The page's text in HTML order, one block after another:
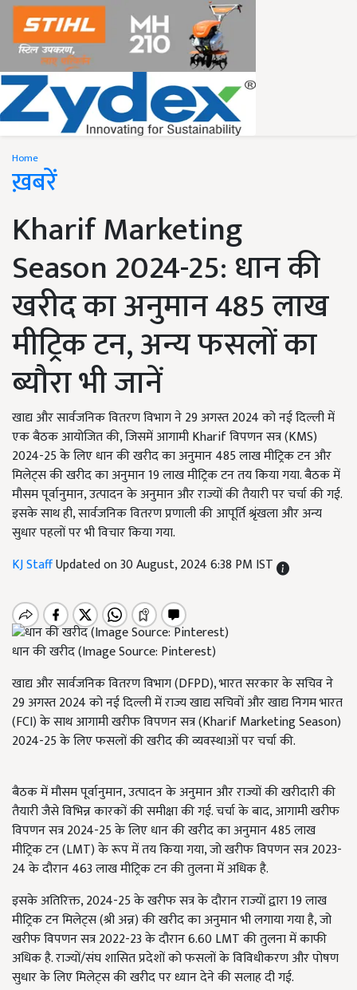
Home
ख़बरें
Kharif Marketing
Season 2024-25: धान की
खरीद का अनुमान 485 लाख
मीट्रिक टन, अन्य फसलों का
ब्यौरा भी जानें
खाद्य और सार्वजनिक वितरण विभाग ने 29 अगस्त 2024 को नई दिल्ली में
एक बैठक आयोजित की, जिसमें आगामी Kharif विपणन सत्र (KMS)
2024-25 के लिए धान की खरीद का अनुमान 485 लाख मीट्रिक टन और
मिलेट्स की खरीद का अनुमान 19 लाख मीट्रिक टन तय किया गया. बैठक में
मौसम पूर्वानुमान, उत्पादन के अनुमान और राज्यों की तैयारी पर चर्चा की गई.
इसके साथ ही, सार्वजनिक वितरण प्रणाली की आपूर्ति श्रृंखला और अन्य
सुधार पहलों पर भी विचार किया गया.
KJ StaffUpdated on 30 August, 2024 6:38 PM IST
धान की खरीद (Image Source: Pinterest)
खाद्य और सार्वजनिक वितरण विभाग (DFPD), भारत सरकार के सचिव ने
29 अगस्त 2024 को नई दिल्ली में राज्य खाद्य सचिवों और खाद्य निगम भारत
(FCI) के साथ आगामी खरीफ विपणन सत्र (Kharif Marketing Season)
2024-25 के लिए फसलों की खरीद की व्यवस्थाओं पर चर्चा की.
बैठक में मौसम पूर्वानुमान, उत्पादन के अनुमान और राज्यों की खरीदारी की
तैयारी जैसे विभिन्न कारकों की समीक्षा की गई. चर्चा के बाद, आगामी खरीफ
विपणन सत्र 2024-25 के लिए धान की खरीद का अनुमान 485 लाख
मीट्रिक टन (LMT) के रूप में तय किया गया, जो खरीफ विपणन सत्र 2023-
24 के दौरान 463 लाख मीट्रिक टन की तुलना में अधिक है.
इसके अतिरिक्त, 2024-25 के खरीफ सत्र के दौरान राज्यों द्वारा 19 लाख
मीट्रिक टन मिलेट्स (श्री अन्न) की खरीद का अनुमान भी लगाया गया है, जो
खरीफ विपणन सत्र 2022-23 के दौरान 6.60 LMT की तुलना में काफी
अधिक है. राज्यों/संघ शासित प्रदेशों को फसलों के विविधीकरण और पोषण
सुधार के लिए मिलेट्स की खरीद पर ध्यान देने की सलाह दी गई.